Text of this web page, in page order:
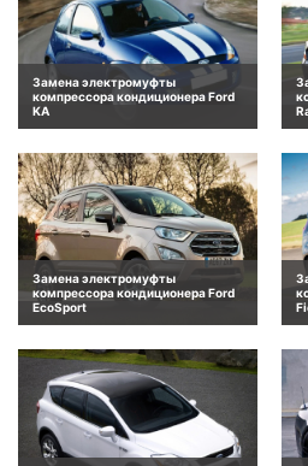
Замена электромуфты
компрессора кондиционера Ford
KA
Замена электромуфты
компрессора кондиционера Ford
EcoSport